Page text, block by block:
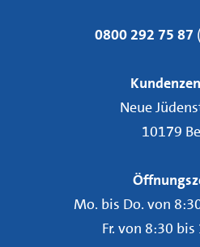
0800 292 75 87
Neue
10179
Mo. bis Do. von
Fr. von 8:30